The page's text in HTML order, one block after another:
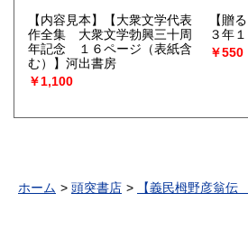
【内容見本】【大衆文学代表
作全集 大衆文学勃興三十周
年記念 １６ページ（表紙含
む）】河出書房
￥1,100
【贈
３年
￥550
ホーム 頭突書店 【義民栂野彦翁